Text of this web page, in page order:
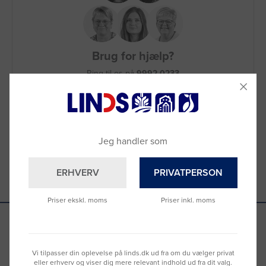
Brug for hjælp?
Ring til os på9992 0233
Du kan også kontakte din lokale sælger
Se hvad vores kunder siger
Jeg handler som
ERHVERV
Priser ekskl. moms
PRIVATPERSON
Priser inkl. moms
Vi tilpasser din oplevelse på linds.dk ud fra om du vælger privat
eller erhverv og viser dig mere relevant indhold ud fra dit valg.